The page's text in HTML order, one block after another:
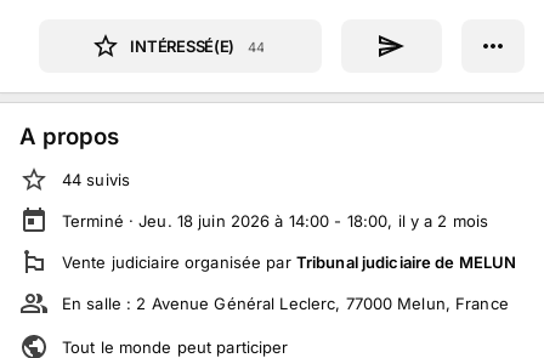
INTÉRESSÉ(E) 44
A propos
44 suivis
Terminé ·Jeu. 18 juin 2026 à 14:00 - 18:00, il y a 2 mois
Vente judiciaire organisée par Tribunal judiciaire de MELUN
En salle : 2 Avenue Général Leclerc, 77000 Melun, France
Tout le monde peut participer